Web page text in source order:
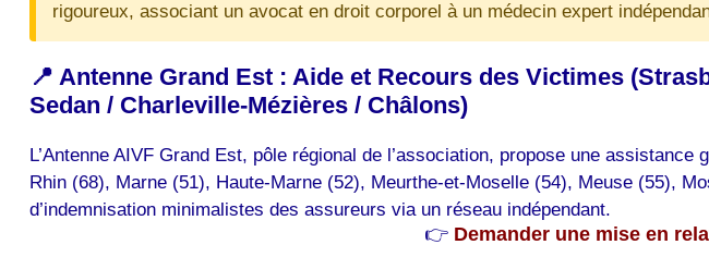
rigoureux, associant un avocat en droit corporel à un médecin expert
📍 Antenne Grand Est : Aide et Recours des Victimes
Sedan / Charleville-Mézières / Châlons)
L’Antenne AIVF Grand Est, pôle régional de l’association, propose une
Rhin (68), Marne (51), Haute-Marne (52), Meurthe-et-Moselle (54), Meuse (55),
d’indemnisation minimalistes des assureurs via un réseau indépendant.
👉 Demander une mise en